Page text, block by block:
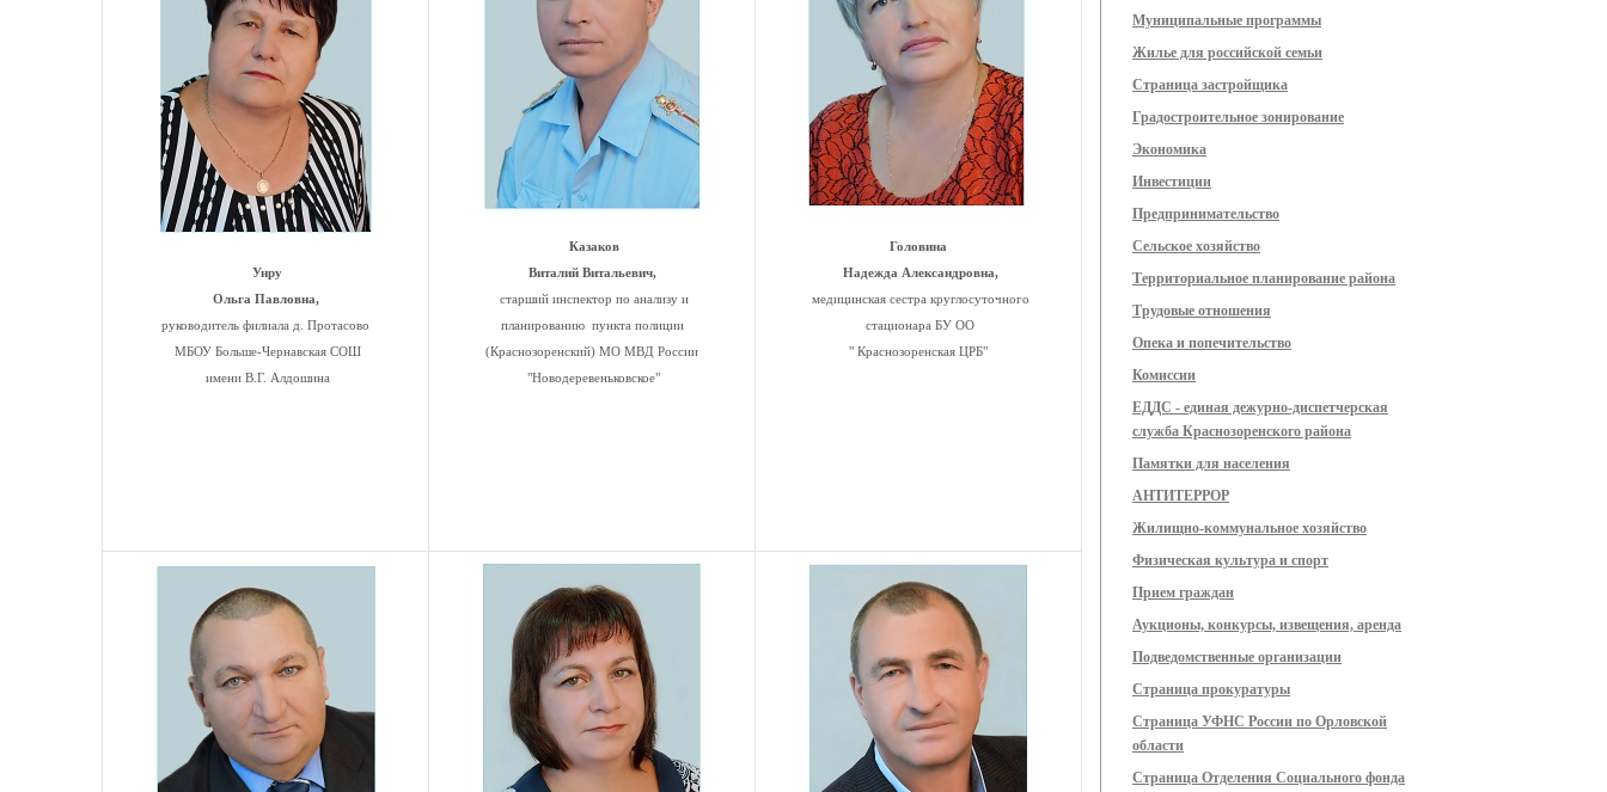
Унру
Ольга Павловна,
руководитель филиала д. Протасово
МБОУ Больше-Чернавская СОШ
имени В.Г. Алдошина
Казаков
Виталий Витальевич,
старший инспектор по анализу и
планированию пункта полиции
(Краснозоренский) МО МВД России
"Новодеревеньковское"
Головина
Надежда Александровна,
медицинская сестра круглосуточного
стационара БУ ОО
" Краснозоренская ЦРБ"
Муниципальные программы
Жилье для российской семьи
Страница застройщика
Градостроительное зонирование
Экономика
Инвестиции
Предпринимательство
Сельское хозяйство
Территориальное планирование района
Трудовые отношения
Опека и попечительство
Комиссии
ЕДДС - единая дежурно-диспетчерская
служба Краснозоренского района
Памятки для населения
АНТИТЕРРОР
Жилищно-коммунальное хозяйство
Физическая культура и спорт
Прием граждан
Аукционы, конкурсы, извещения, аренда
Подведомственные организации
Страница прокуратуры
Страница УФНС России по Орловской
области
Страница Отделения Социального фонда